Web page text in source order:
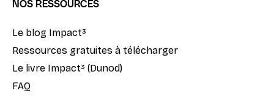
NOS RESSOURCES
Le blog Impact³
Ressources gratuites à télécharger
Le livre Impact³ (Dunod)
FAQ